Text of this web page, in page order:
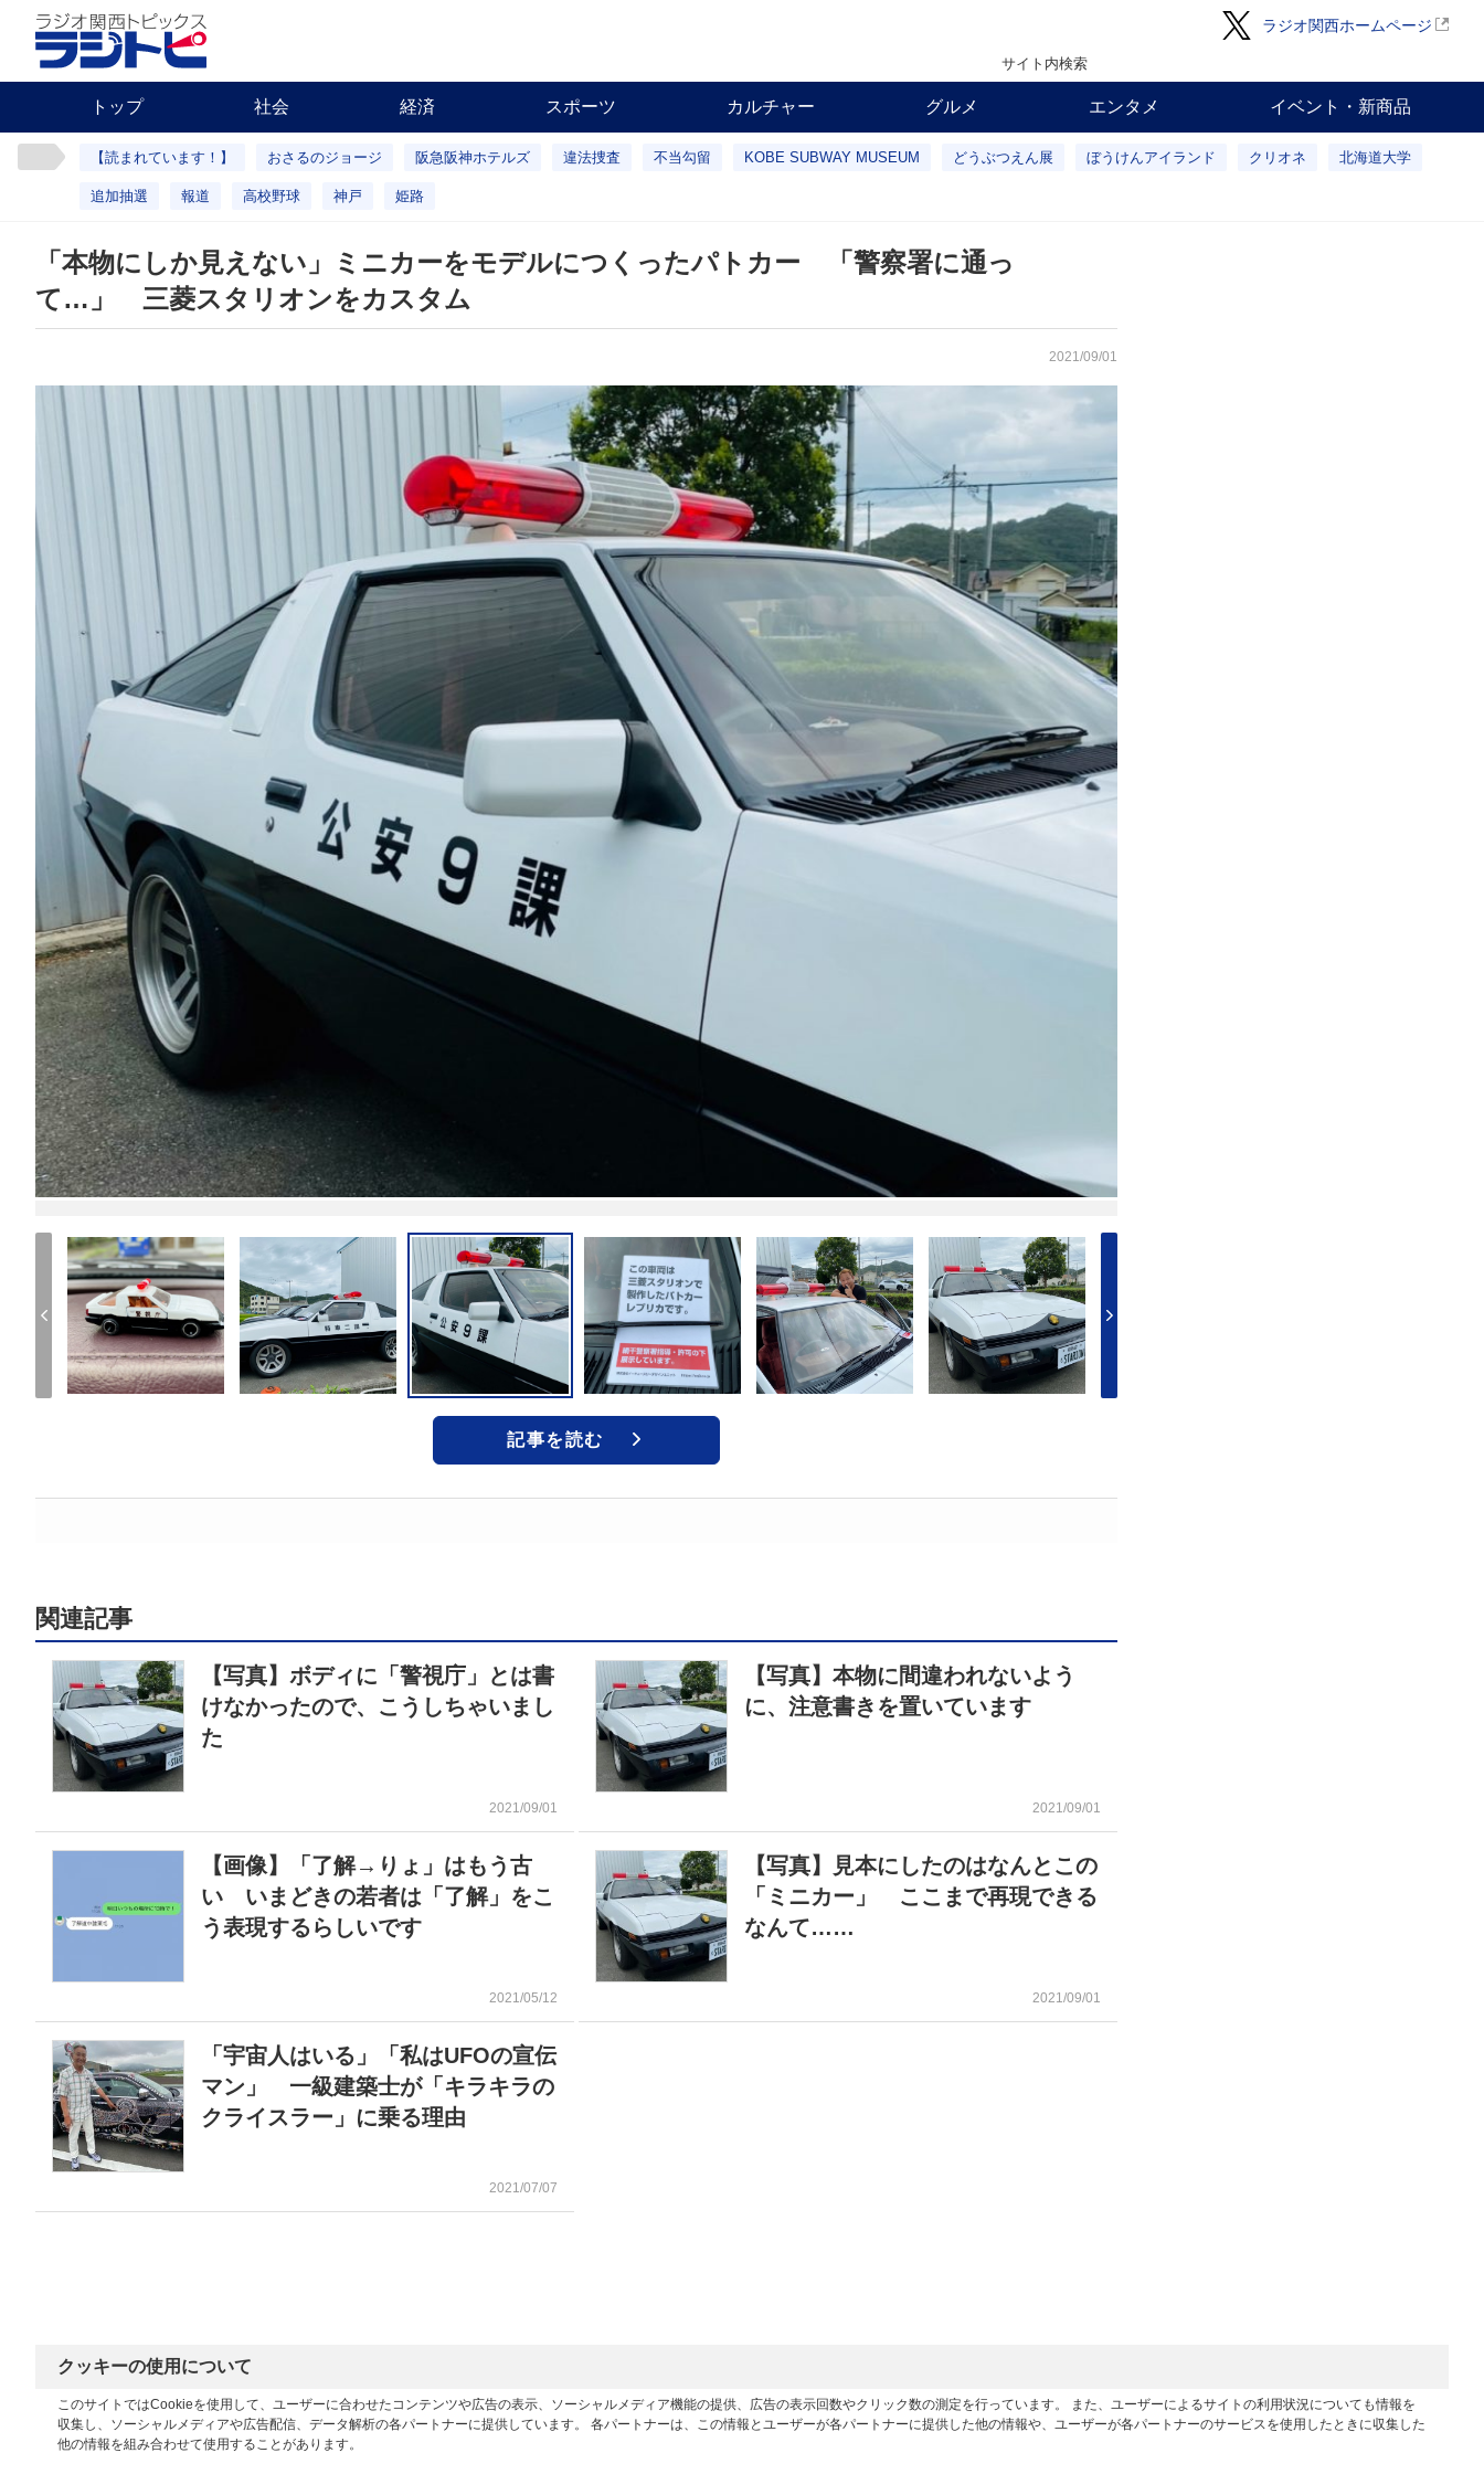
ラジオ関西ホームページ
サイト内検索
トップ 社会 経済 スポーツ カルチャー グルメ エンタメ イベント・新商品
【読まれています！】 おさるのジョージ 阪急阪神ホテルズ 違法捜査 不当勾留 KOBE SUBWAY MUSEUM どうぶつえん展 ぼうけんアイランド クリオネ 北海道大学
追加抽選 報道 高校野球 神戸 姫路
「本物にしか見えない」ミニカーをモデルにつくったパトカー 「警察署に通っ
て…」 三菱スタリオンをカスタム
2021/09/01
記事を読む
関連記事
【写真】ボディに「警視庁」とは書
けなかったので、こうしちゃいまし
た
2021/09/01
【写真】本物に間違われないよう
に、注意書きを置いています
2021/09/01
【画像】「了解→りょ」はもう古
い いまどきの若者は「了解」をこ
う表現するらしいです
2021/05/12
【写真】見本にしたのはなんとこの
「ミニカー」 ここまで再現できる
なんて……
2021/09/01
「宇宙人はいる」「私はUFOの宣伝
マン」 一級建築士が「キラキラの
クライスラー」に乗る理由
2021/07/07
クッキーの使用について
このサイトではCookieを使用して、ユーザーに合わせたコンテンツや広告の表示、ソーシャルメディア機能の提供、広告の表示回数やクリック数の測定を行っています。 また、ユーザーによるサイトの利用状況についても情報を
収集し、ソーシャルメディアや広告配信、データ解析の各パートナーに提供しています。 各パートナーは、この情報とユーザーが各パートナーに提供した他の情報や、ユーザーが各パートナーのサービスを使用したときに収集した
他の情報を組み合わせて使用することがあります。